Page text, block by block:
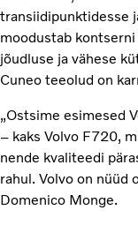
transiidipunktidesse
moodustab
jõudluse ja vähese
Cuneo teeolud on
„Ostsime esimesed
– kaks Volvo F720,
nende kvaliteedi
rahul. Volvo on nüüd
Domenico Monge.